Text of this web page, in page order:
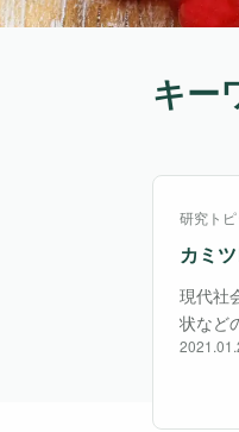
キー
研究ト
カミ
現代社
状など
いて５